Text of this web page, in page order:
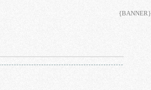
{BANNER}